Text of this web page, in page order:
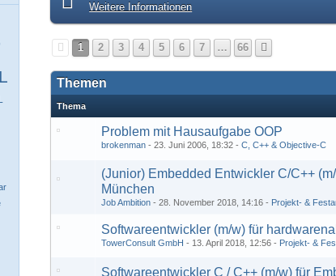
Weitere Informationen
1 2 3 4 5 6 7 … 66
Themen
Thema
Problem mit Hausaufgabe OOP
brokenman 23. Juni 2006, 18:32 C, C++ & Objective-C
(Junior) Embedded Entwickler C/C++
München
Job Ambition 28. November 2018, 14:16 Projekt- &
Softwareentwickler (m/w) für
TowerConsult GmbH 13. April 2018, 12:56 Projekt- &
Softwareentwickler C / C++ (m/w) für